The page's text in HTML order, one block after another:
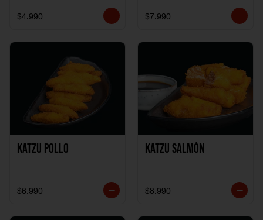
$4.990 $7.990
Katzu Pollo
$6.990
Katzu Salmón
$8.990